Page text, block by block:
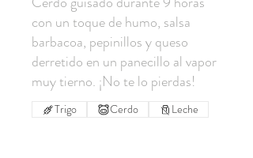
con un toque de humo, salsa
barbacoa, pepinillos y queso
derretido en un panecillo al vapor
muy tierno. ¡No te lo pierdas!
Trigo Cerdo Leche